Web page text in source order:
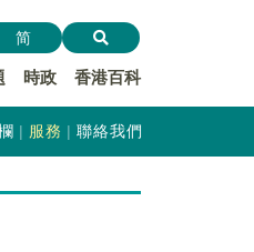
時政 香港百科
简
服務 聯絡我們